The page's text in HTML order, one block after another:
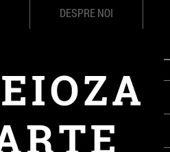
DESPRE NOI